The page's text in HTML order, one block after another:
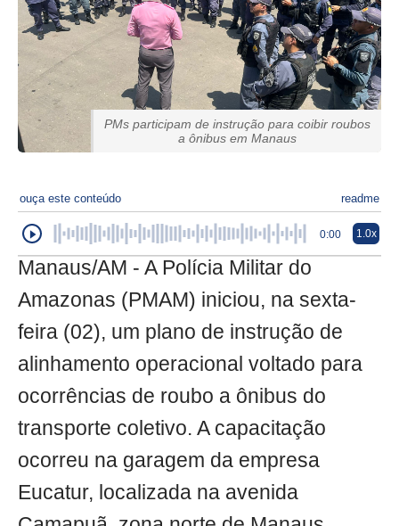
PMs participam de instrução para coibir roubos
a ônibus em Manaus
ouça este conteúdo readme
0:00 1.0x
Manaus/AM - A Polícia Militar do
Amazonas (PMAM) iniciou, na sexta-
feira (02), um plano de instrução de
alinhamento operacional voltado para
ocorrências de roubo a ônibus do
transporte coletivo. A capacitação
ocorreu na garagem da empresa
Eucatur, localizada na avenida